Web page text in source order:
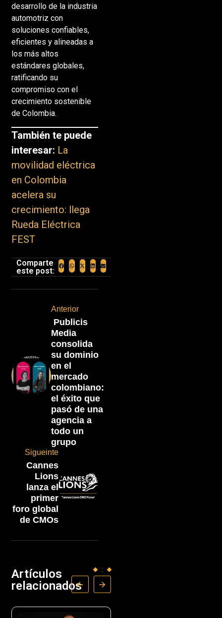
desarrollo de la industria
automotriz con
soluciones confiables,
eficientes y alineadas a
los más altos
estándares globales,
ratificando su
compromiso con el
crecimiento sostenible
de Colombia.
También te puede
interesar: La
movilidad eléctrica
en Colombia
acelera su
crecimiento: llega
Rueda Eléctrica
FEST
Comparte
este post:
Anterior
Publicis
Media
consolida
su dominio
en el
mercado
colombiano:
el éxito que
pasó de una
agencia a
todo un
grupo
Sigueinte
Cannes
Lions
lanza el
primer
foro global
de CMOs
Artículos
relacionados